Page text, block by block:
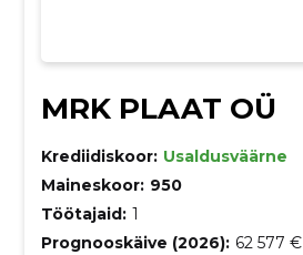
MRK PLAAT OÜ
Krediidiskoor: Usaldusväärne
Maineskoor: 950
Töötajaid: 1
Prognooskäive (2026): 62 577 €